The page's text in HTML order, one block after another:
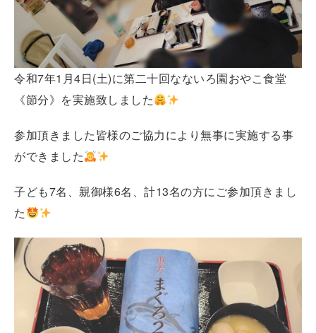
令和7年1月4日(土)に第二十回なないろ園おやこ食堂
《節分》を実施致しました
参加頂きました皆様のご協力により無事に実施する事
ができました
子ども7名、親御様6名、計13名の方にご参加頂きまし
た